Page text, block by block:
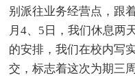
别派往业务经营点，跟
月4、5日，我们休息两
的安排，我们在校内写
交，标志着这次为期三